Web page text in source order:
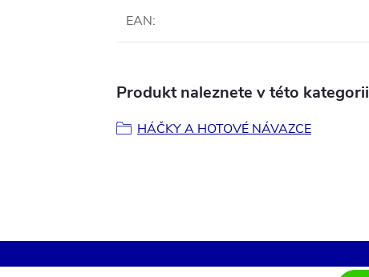
EAN:
Produkt naleznete v této kategorii
HÁČKY A HOTOVÉ NÁVAZCE